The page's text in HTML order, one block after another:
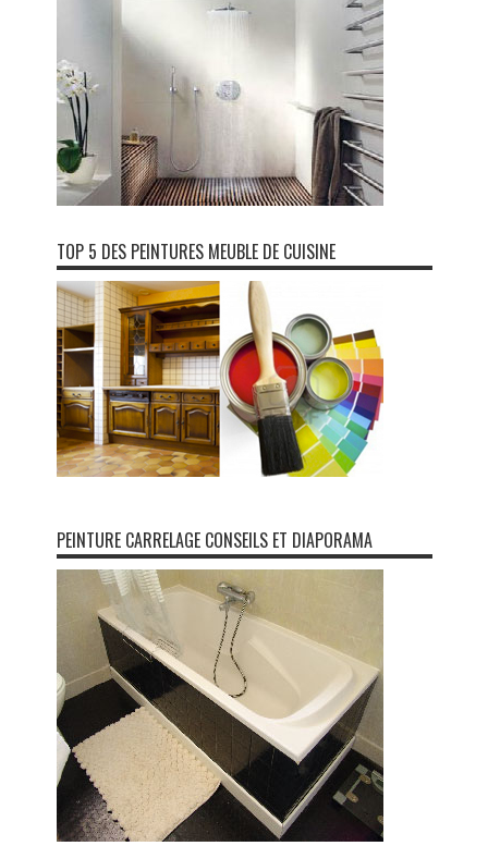
TOP 5 DES PEINTURES MEUBLE DE CUISINE
PEINTURE CARRELAGE CONSEILS ET DIAPORAMA